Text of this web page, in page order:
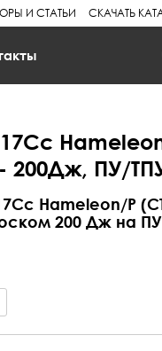
И СТАТЬИ СКАЧАТЬ
200Дж, ПУ/
Hameleon/Р
200 Дж на